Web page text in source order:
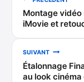
de
l’article
Montage vidéo
iMovie et
SUIVANT
Étalonnage
au look